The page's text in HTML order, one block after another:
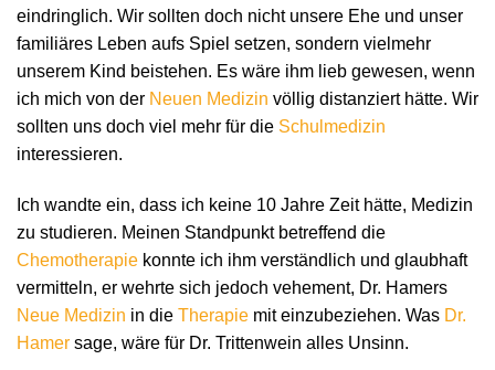
eindringlich. Wir sollten doch nicht unsere Ehe und unser
familiäres Leben aufs Spiel setzen, sondern vielmehr
unserem Kind beistehen. Es wäre ihm lieb gewesen, wenn
ich mich von der Neuen Medizin völlig distanziert hätte. Wir
sollten uns doch viel mehr für die Schulmedizin
interessieren.
Ich wandte ein, dass ich keine 10 Jahre Zeit hätte, Medizin
zu studieren. Meinen Standpunkt betreffend die
Chemotherapie konnte ich ihm verständlich und glaubhaft
vermitteln, er wehrte sich jedoch vehement, Dr. Hamers
Neue Medizin in die Therapie mit einzubeziehen. Was Dr.
Hamer sage, wäre für Dr. Trittenwein alles Unsinn.